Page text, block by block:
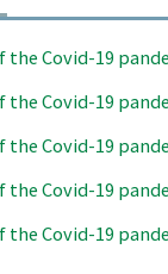
Covid-19
Covid-19
Covid-19
Covid-19
Covid-19